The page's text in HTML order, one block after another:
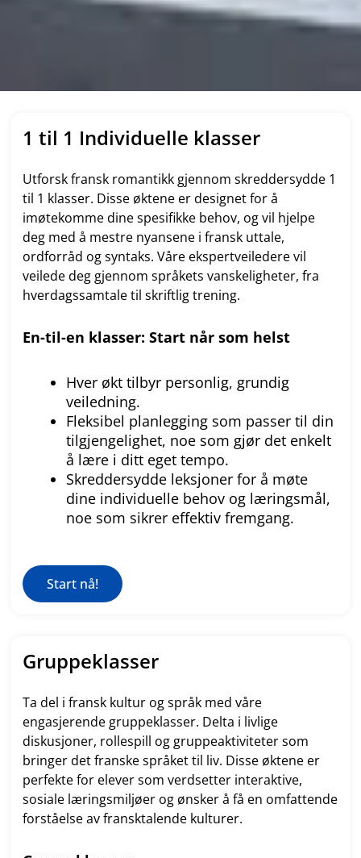
1 til 1 Individuelle klasser
Utforsk fransk romantikk gjennom skreddersydde 1
til 1 klasser. Disse øktene er designet for å
imøtekomme dine spesifikke behov, og vil hjelpe
deg med å mestre nyansene i fransk uttale,
ordforråd og syntaks. Våre ekspertveiledere vil
veilede deg gjennom språkets vanskeligheter, fra
hverdagssamtale til skriftlig trening.
En-til-en klasser: Start når som helst
Hver økt tilbyr personlig, grundig
veiledning.
Fleksibel planlegging som passer til din
tilgjengelighet, noe som gjør det enkelt
å lære i ditt eget tempo.
Skreddersydde leksjoner for å møte
dine individuelle behov og læringsmål,
noe som sikrer effektiv fremgang.
Start nå!
Gruppeklasser
Ta del i fransk kultur og språk med våre
engasjerende gruppeklasser. Delta i livlige
diskusjoner, rollespill og gruppeaktiviteter som
bringer det franske språket til liv. Disse øktene er
perfekte for elever som verdsetter interaktive,
sosiale læringsmiljøer og ønsker å få en omfattende
forståelse av fransktalende kulturer.